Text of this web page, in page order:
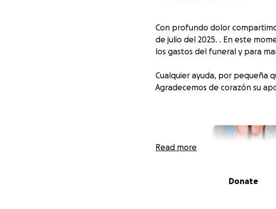
Con profundo dolor
de julio del 2025. . En este
los gastos del funeral y para
Cualquier ayuda, por pequeña
Agradecemos de corazón su
Read more
Donate